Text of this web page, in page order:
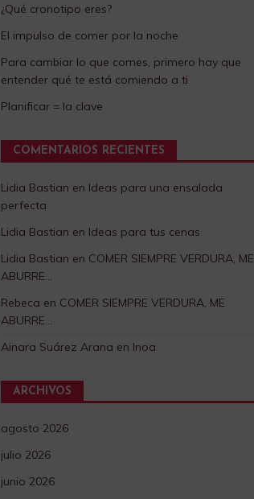
¿Qué cronotipo eres?
El impulso de comer por la noche
Para cambiar lo que comes, primero hay que
entender qué te está comiendo a ti
Planificar = la clave
COMENTARIOS RECIENTES
Lidia Bastian en Ideas para una ensalada
perfecta
Lidia Bastian en Ideas para tus cenas
Lidia Bastian en COMER SIEMPRE VERDURA, ME
ABURRE…
Rebeca en COMER SIEMPRE VERDURA, ME
ABURRE…
Ainara Suárez Arana en Inoa
ARCHIVOS
agosto 2026
julio 2026
junio 2026